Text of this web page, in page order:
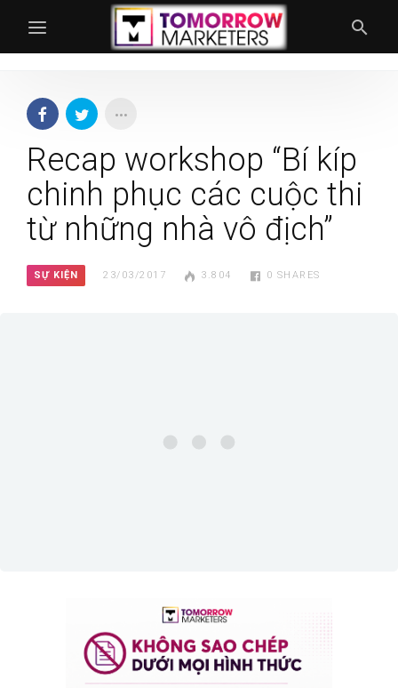
Recap workshop “Bí kíp
chinh phục các cuộc thi
từ những nhà vô địch”
SỰ KIỆN 23/03/2017 3.804 0 SHARES